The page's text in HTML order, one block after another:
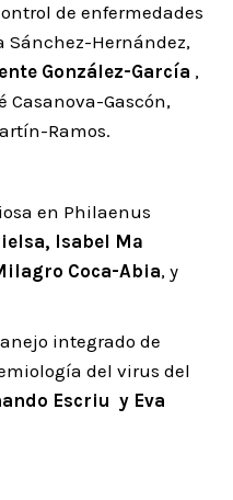
de enfermedades
Sánchez-Hernández,
González-García ,
Casanova-Gascón,
Ramos.
en Philaenus
Isabel Mª
Coca-Abia, y
integrado de
del virus del
Escriu y Eva